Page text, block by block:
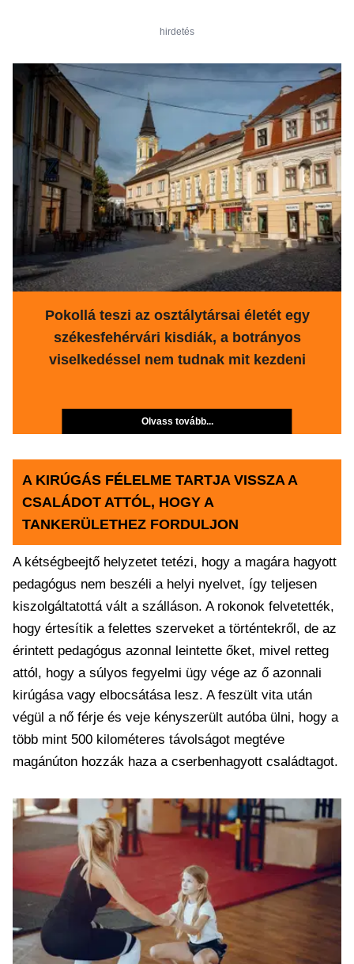
hirdetés
Pokollá teszi az osztálytársai életét egy
székesfehérvári kisdiák, a botrányos
viselkedéssel nem tudnak mit kezdeni
Olvass tovább...
A KIRÚGÁS FÉLELME TARTJA VISSZA A
CSALÁDOT ATTÓL, HOGY A
TANKERÜLETHEZ FORDULJON
A kétségbeejtő helyzetet tetézi, hogy a magára hagyott
pedagógus nem beszéli a helyi nyelvet, így teljesen
kiszolgáltatottá vált a szálláson. A rokonok felvetették,
hogy értesítik a felettes szerveket a történtekről, de az
érintett pedagógus azonnal leintette őket, mivel retteg
attól, hogy a súlyos fegyelmi ügy vége az ő azonnali
kirúgása vagy elbocsátása lesz. A feszült vita után
végül a nő férje és veje kényszerült autóba ülni, hogy a
több mint 500 kilométeres távolságot megtéve
magánúton hozzák haza a cserbenhagyott családtagot.